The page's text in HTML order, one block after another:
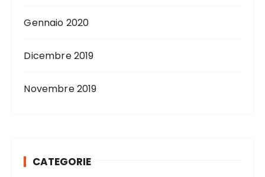
Gennaio 2020
Dicembre 2019
Novembre 2019
CATEGORIE